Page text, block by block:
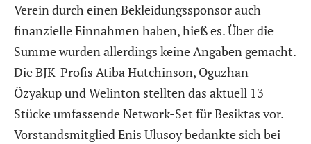
Verein durch einen Bekleidungssponsor auch
finanzielle Einnahmen haben, hieß es. Über die
Summe wurden allerdings keine Angaben gemacht.
Die BJK-Profis Atiba Hutchinson, Oguzhan
Özyakup und Welinton stellten das aktuell 13
Stücke umfassende Network-Set für Besiktas vor.
Vorstandsmitglied Enis Ulusoy bedankte sich bei